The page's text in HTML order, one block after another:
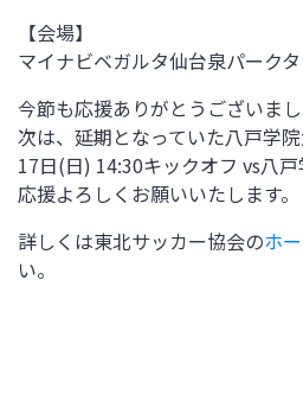
【会場】
マイナビベガルタ仙台泉パーク
今節も応援ありがとうございまし
次は、延期となっていた八戸学
17日(日) 14:30キックオフ vs八戸
応援よろしくお願いいたします。
詳しくは東北サッカー協会のホ
い。